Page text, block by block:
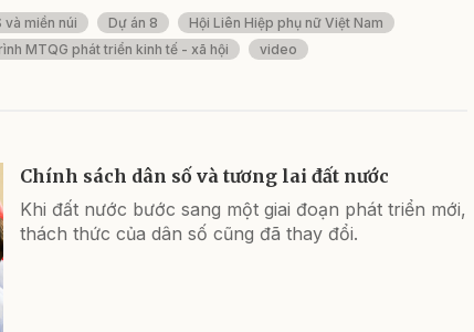
miền núi Dự án 8
Hội Liên Hiệp phụ nữ Việt Nam
MTQG phát triển kinh tế - xã hội video
Chính sách dân số và tương lai đất nước
Khi đất nước bước sang một giai đoạn phát triển mới,
thách thức của dân số cũng đã thay đổi.